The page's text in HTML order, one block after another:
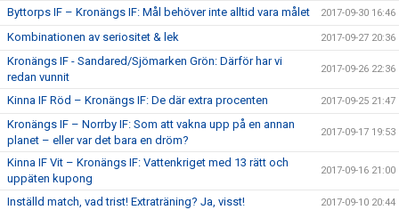
Byttorps IF – Kronängs IF: Mål behöver inte alltid vara målet 2017-09-30 16:46
Kombinationen av seriositet & lek 2017-09-27 20:36
Kronängs IF - Sandared/Sjömarken Grön: Därför har vi
redan vunnit
2017-09-26 22:36
Kinna IF Röd – Kronängs IF: De där extra procenten 2017-09-25 21:47
Kronängs IF – Norrby IF: Som att vakna upp på en annan
planet – eller var det bara en dröm?
2017-09-17 19:53
Kinna IF Vit – Kronängs IF: Vattenkriget med 13 rätt och
uppäten kupong
2017-09-16 21:00
Inställd match, vad trist! Extraträning? Ja, visst! 2017-09-10 20:44